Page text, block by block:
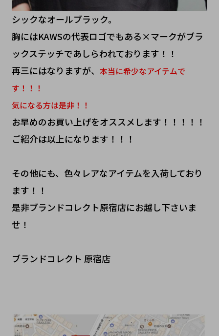
シックなオールブラック。
胸にはKAWSの代表ロゴでもある×マークがブラ
ックステッチであしらわれております！！
再三にはなりますが、 本当に希少なアイテムで
す！！！
気になる方は是非！！
お早めのお買い上げをオススメします！！！！！
ご紹介は以上になります！！！
その他にも、色々レアなアイテムを入荷しており
ます！！
是非ブランドコレクト原宿店にお越し下さいま
せ！
ブランドコレクト 原宿店